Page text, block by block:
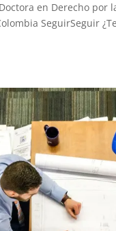
en Derecho por
SeguirSeguir